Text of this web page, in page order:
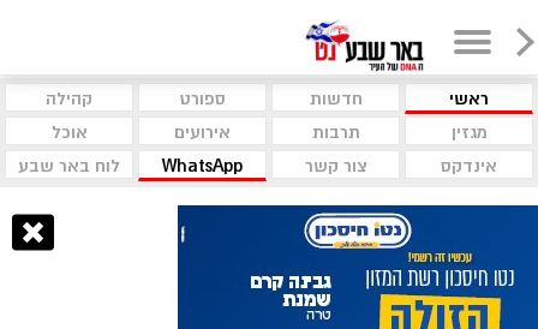
ראשי חדשות ספורט
קהילה
מגזין
תרבות אירועים
אוכל
אינדקס
צור קשר WhatsApp לוח באר שבע